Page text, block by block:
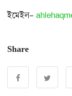
ইমেইল–
Share